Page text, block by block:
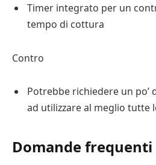
Timer integrato per un
tempo di cottura
Contro
Potrebbe richiedere un
ad utilizzare al meglio tutte
Domande frequenti